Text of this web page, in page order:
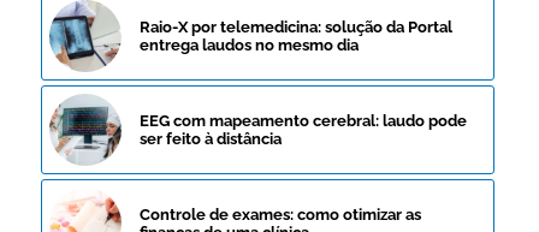
Raio-X por telemedicina: solução da Portal
entrega laudos no mesmo dia
EEG com mapeamento cerebral: laudo pode
ser feito à distância
Controle de exames: como otimizar as